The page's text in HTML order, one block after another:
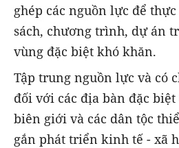
ghép các nguồn lực để
sách, chương trình, dự án
vùng đặc biệt khó khăn.
Tập trung nguồn lực và có
đối với các địa bàn đặc
biên giới và các dân tộc
gắn phát triển kinh tế - xã